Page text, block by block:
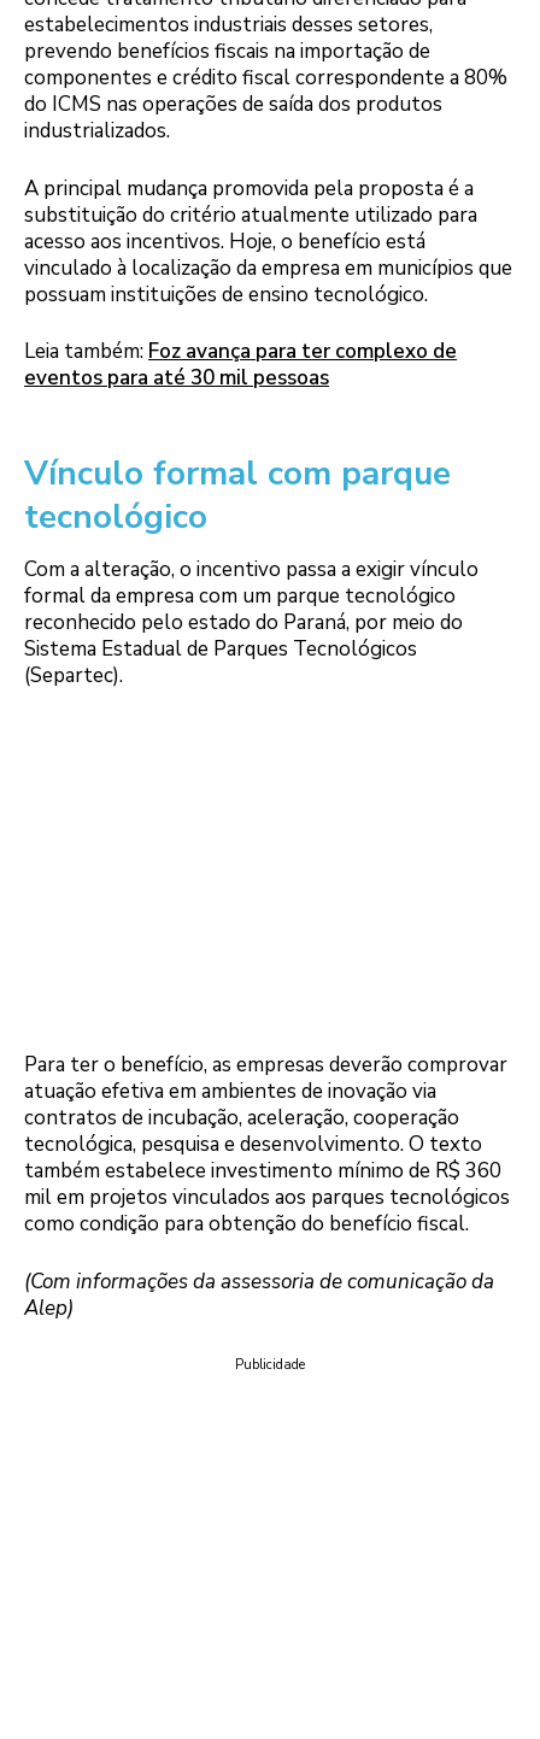
estabelecimentos industriais desses setores,
prevendo benefícios fiscais na importação de
componentes e crédito fiscal correspondente a 80%
do ICMS nas operações de saída dos produtos
industrializados.
A principal mudança promovida pela proposta é a
substituição do critério atualmente utilizado para
acesso aos incentivos. Hoje, o benefício está
vinculado à localização da empresa em municípios que
possuam instituições de ensino tecnológico.
Leia também: Foz avança para ter complexo de
eventos para até 30 mil pessoas
Vínculo formal com parque
tecnológico
Com a alteração, o incentivo passa a exigir vínculo
formal da empresa com um parque tecnológico
reconhecido pelo estado do Paraná, por meio do
Sistema Estadual de Parques Tecnológicos
(Separtec).
Para ter o benefício, as empresas deverão comprovar
atuação efetiva em ambientes de inovação via
contratos de incubação, aceleração, cooperação
tecnológica, pesquisa e desenvolvimento. O texto
também estabelece investimento mínimo de R$ 360
mil em projetos vinculados aos parques tecnológicos
como condição para obtenção do benefício fiscal.
(Com informações da assessoria de comunicação da
Alep)
Publicidade